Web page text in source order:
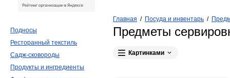
Главная / Посуда и инвентарь /
Предметы
Картинками
Подносы
Ресторанный текстиль
Садж-сковороды
Продукты и ингредиенты